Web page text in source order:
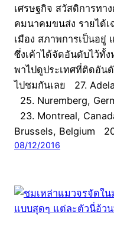
เศรษฐกิจ สวัสดิการทา
คมนาคมขนส่ง รายได้
เมือง สภาพการเป็นอยู่
ซึ่งเค้าได้จัดอันดับไว้ทั้
พาไปดูประเทศที่ติดอัน
ไปชมกันเลย 27.
25. Nuremberg,
23. Montreal,
Brussels, Belgium
08/12/2016